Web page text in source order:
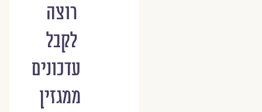
רוצה
לקבל
עדכונים
ממגזין